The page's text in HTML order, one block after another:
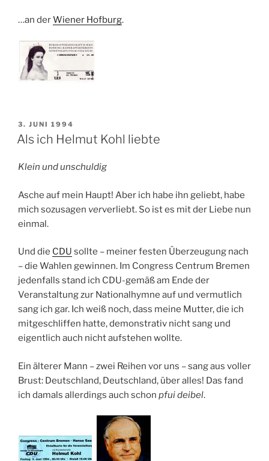
…an derWiener Hofburg.
VERÖFFENTLICHT
AM
3. JUNI 1994
Als ich Helmut Kohl liebte
Klein und unschuldig
Asche auf mein Haupt! Aber ich habe ihn geliebt, habe
mich sozusagen ververliebt. So ist es mit der Liebe nun
einmal.
Und die CDU sollte – meiner festen Überzeugung nach
– die Wahlen gewinnen. Im Congress Centrum Bremen
jedenfalls stand ich CDU-gemäß am Ende der
Veranstaltung zur Nationalhymne auf und vermutlich
sang ich gar. Ich weiß noch, dass meine Mutter, die ich
mitgeschliffen hatte, demonstrativ nicht sang und
eigentlich auch nicht aufstehen wollte.
Ein älterer Mann – zwei Reihen vor uns – sang aus voller
Brust: Deutschland, Deutschland, über alles! Das fand
ich damals allerdings auch schon pfui deibel.